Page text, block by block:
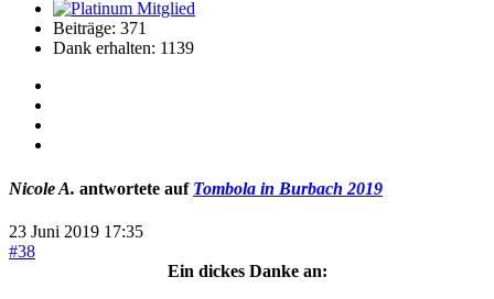
Beiträge: 371
Dank erhalten: 1139
Nicole A. antwortete auf Tombola in Burbach 2019
23 Juni 2019 17:35
#38
Ein dickes Danke an: